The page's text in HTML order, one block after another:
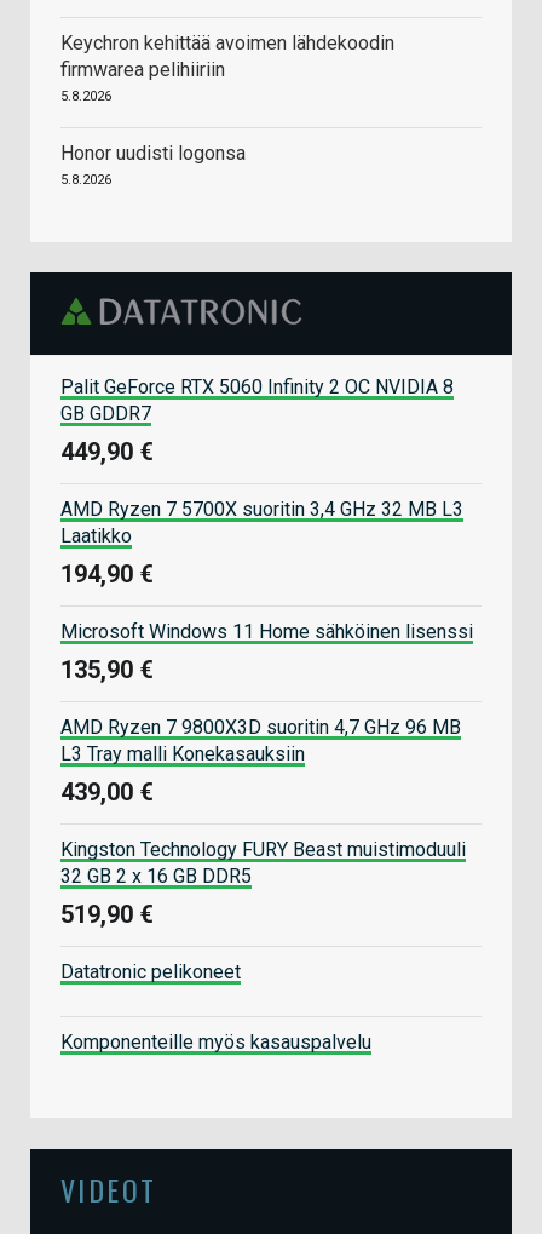
Keychron kehittää avoimen lähdekoodin
firmwarea pelihiiriin
5.8.2026
Honor uudisti logonsa
5.8.2026
Palit GeForce RTX 5060 Infinity 2 OC NVIDIA 8
GB GDDR7
449,90 €
AMD Ryzen 7 5700X suoritin 3,4 GHz 32 MB L3
Laatikko
194,90 €
Microsoft Windows 11 Home sähköinen lisenssi
135,90 €
AMD Ryzen 7 9800X3D suoritin 4,7 GHz 96 MB
L3 Tray malli Konekasauksiin
439,00 €
Kingston Technology FURY Beast muistimoduuli
32 GB 2 x 16 GB DDR5
519,90 €
Datatronic pelikoneet
Komponenteille myös kasauspalvelu
VIDEOT